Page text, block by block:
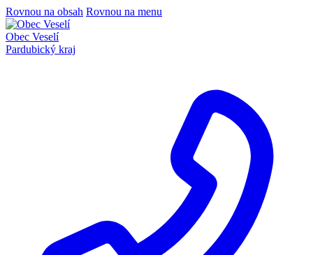
Rovnou na obsah Rovnou na menu
Obec Veselí
Pardubický kraj